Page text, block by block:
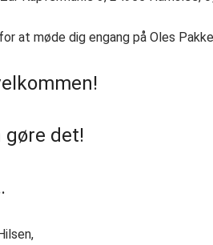
at møde dig engang på Oles
gøre det!